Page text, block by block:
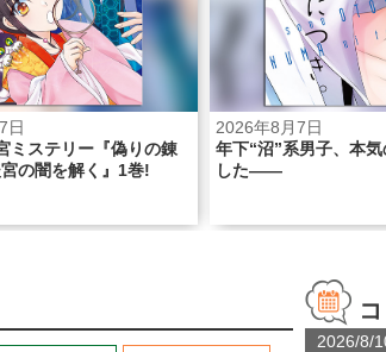
日
子、本気の恋人できま
2026年8月5日
｢Sho-Comi｣×BABY,
SHINE BRIGHTコラボ
2026/8/